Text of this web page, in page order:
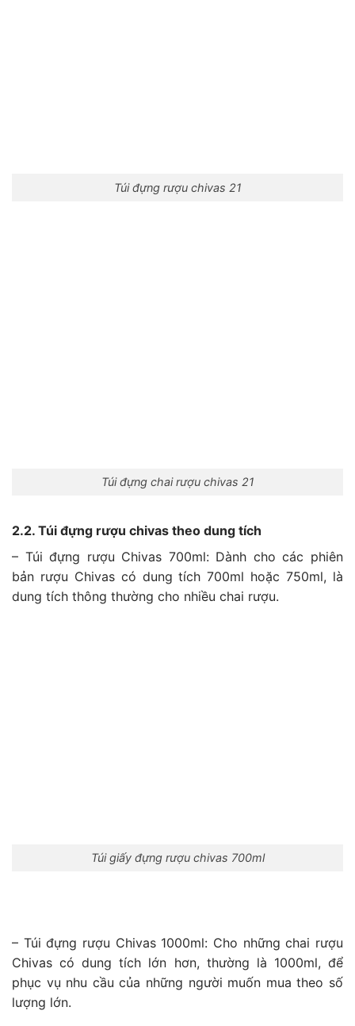
Túi đựng rượu chivas 21
Túi đựng chai rượu chivas 21
2.2. Túi đựng rượu chivas theo dung tích
– Túi đựng rượu Chivas 700ml: Dành cho các phiên
bản rượu Chivas có dung tích 700ml hoặc 750ml, là
dung tích thông thường cho nhiều chai rượu.
Túi giấy đựng rượu chivas 700ml
– Túi đựng rượu Chivas 1000ml: Cho những chai rượu
Chivas có dung tích lớn hơn, thường là 1000ml, để
phục vụ nhu cầu của những người muốn mua theo số
lượng lớn.